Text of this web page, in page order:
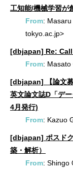
工知能/機械学習が
From:
tokyo.ac.jp>
[dbjapan] Re:
From: Masato
[dbjapan] 【論文募
英文論文誌D「デ
4月発行)
From: Kazuo
[dbjapan] ポスド
築・解析）
From: Shingo